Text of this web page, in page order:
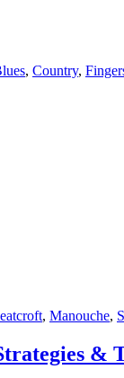
, Country,
, Manouche,
&